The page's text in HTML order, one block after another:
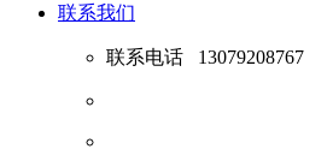
联系我们
联系电话 13079208767